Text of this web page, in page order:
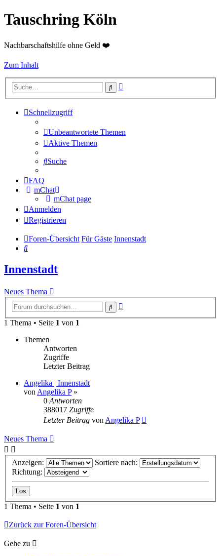
Tauschring Köln
Nachbarschaftshilfe ohne Geld ❤️
Zum Inhalt
Suche
Schnellzugriff
Unbeantwortete Themen
Aktive Themen
Suche
FAQ
mChat
mChat page
Anmelden
Registrieren
Foren-Übersicht Für Gäste Innenstadt
Suche
Innenstadt
Neues Thema
Suche
1 Thema • Seite 1 von 1
Themen
Antworten
Zugriffe
Letzter Beitrag
Angelika | Innenstadt
von Angelika P»
0 Antworten
388017 Zugriffe
Letzter Beitrag von Angelika P
Neues Thema
Anzeigen:
Sortiere nach:
Richtung:
1 Thema • Seite 1 von 1
Zurück zur Foren-Übersicht
Gehe zu